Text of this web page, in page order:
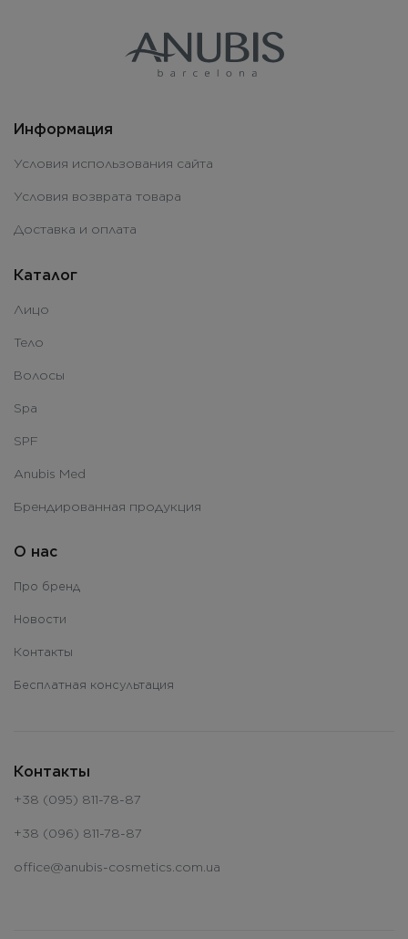
Информация
Условия использования сайта
Условия возврата товара
Доставка и оплата
Каталог
Лицо
Тело
Волосы
Spa
SPF
Anubis Med
Брендированная продукция
О нас
Про бренд
Новости
Контакты
Бесплатная консультация
Контакты
+38 (095) 811-78-87
+38 (096) 811-78-87
office@anubis-cosmetics.com.ua